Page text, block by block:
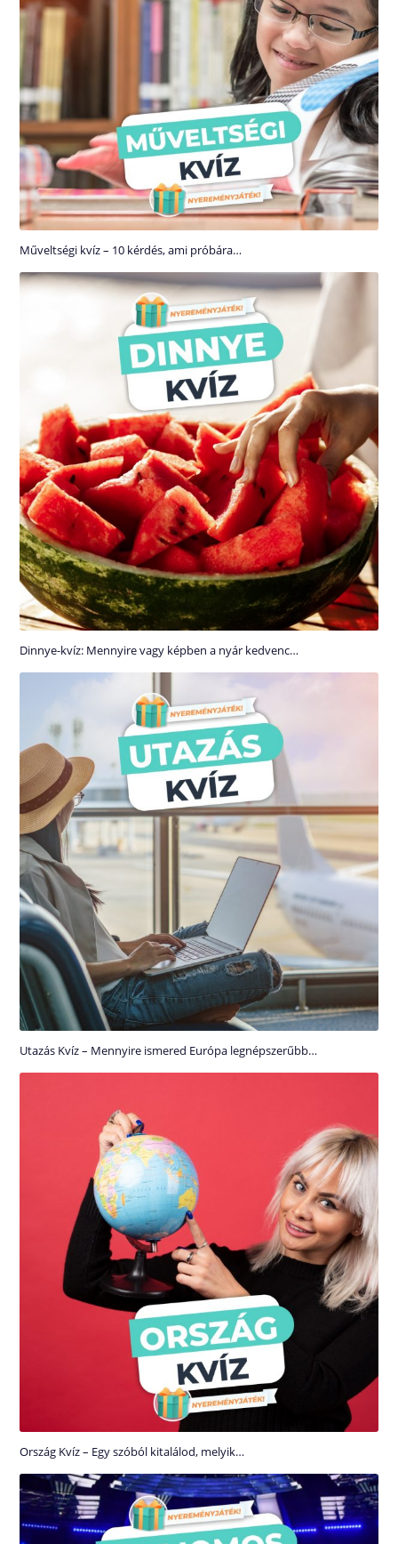
Műveltségi kvíz – 10 kérdés, ami próbára…
Dinnye-kvíz: Mennyire vagy képben a nyár kedvenc…
Utazás Kvíz – Mennyire ismered Európa legnépszerűbb…
Ország Kvíz – Egy szóból kitalálod, melyik…